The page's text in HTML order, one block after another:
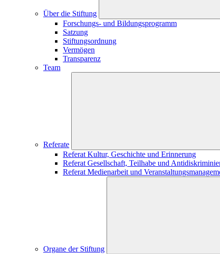
Über die Stiftung
Forschungs- und Bildungsprogramm
Satzung
Stiftungsordnung
Vermögen
Transparenz
Team
Referate
Referat Kultur, Geschichte und Erinnerung
Referat Gesellschaft, Teilhabe und
Referat Medienarbeit und
Organe der Stiftung